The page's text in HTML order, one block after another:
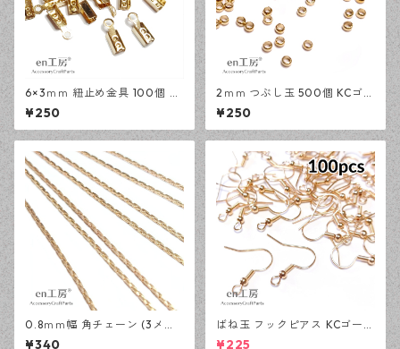
6×3ｍｍ 紐止め金具 100個 K
Cゴールド カシメ アクセサリ
ーパーツ 基礎パーツ ハンドメ
イド資材 【en工房】
¥250
2ｍｍ つぶし玉 500個 KCゴー
ルド かしめ玉 アクセサリーパ
ーツ 基礎パーツ ハンドメイド
資材 【en工房】
¥250
0.8ｍｍ幅 角チェーン (3メー
トル) KCゴールド アクセサリ
¥340
ばね玉 フックピアス KCゴール
ド 100ピース 釣針型 大容量
¥225